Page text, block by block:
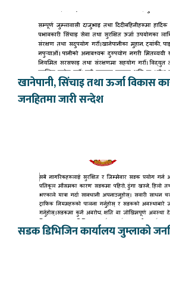
खानेपानी, सिंचाइ तथा ऊर्जा विकास
जनहितमा जारी सन्देश
सडक डिभिजिन कार्यालय जुम्लाको